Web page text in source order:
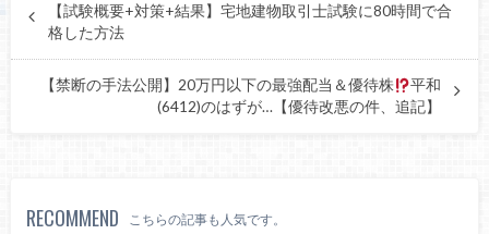
【試験概要+対策+結果】宅地建物取引士試験に80時間で合
格した方法
【禁断の手法公開】20万円以下の最強配当＆優待株
平和
(6412)のはずが…【優待改悪の件、追記】
RECOMMEND こちらの記事も人気です。